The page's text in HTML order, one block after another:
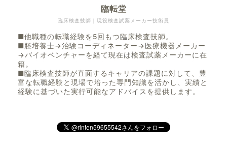
臨床検査技師向け・直接応募求人だけを集約
臨転堂 Direct Jobs 公開中
ハロワ・自院HP・団体求人など、臨床検査技師の「直
接応募」求人をひとまとめに。
転職サイトやエージェントに依存せず、自分で目利き
して応募できる時代へ。
臨床検査技師｜現役検査試薬メーカー技術員
臨転堂
■他職種の転職経験を5回もつ臨床検査技師。
■胚培養士→治験コーディネーター→医療機器メーカー
→バイオベンチャーを経て現在は検査試薬メーカーに在
籍。
■臨床検査技師が直面するキャリアの課題に対して、豊
富な転職経験と現場で培った専門知識を活かし、実績と
経験に基づいた実行可能なアドバイスを提供します。